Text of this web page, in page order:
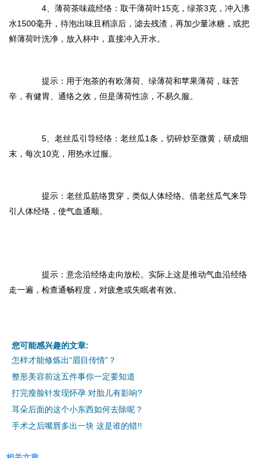
4、薄荷茶味疏经络：取干薄荷叶15克，绿茶3克，冲入沸
水1500毫升，待泡出味且稍凉后，滤去残渣，再加少量冰糖，或把
鲜薄荷叶洗净，放入杯中，直接冲入开水。
提示：用于泡茶的有欧薄荷、绿薄荷和苹果薄荷，味苦
辛，有健胃、通络之效，但是薄荷性凉，不易久服。
5、老丝瓜引导经络：老丝瓜1条，切碎炒至微黄，研成细
末，每次10克，用热水过服。
提示：老丝瓜筋络贯穿，类似人体经络。借老丝瓜气来导
引人体经络，使气血通顺。
提示：意念沿经络走向放松。实际上这是推动气血沿经络
走一遍，检查通畅程度，对疲惫或失眠者有效。
您可能感兴趣的文章:
怎样才能修炼出“眉目传情”？
整形美容前这五件事你一定要知道
打完瘦脸针发现怀孕 对胎儿有影响?
耳朵后面的这个小东西如何去除呢？
手术之后嘴唇多出一块 这是谁的错!!